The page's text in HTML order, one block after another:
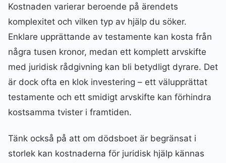
Kostnaden varierar beroende på ärendets
komplexitet och vilken typ av hjälp du söker.
Enklare upprättande av testamente kan kosta från
några tusen kronor, medan ett komplett arvskifte
med juridisk rådgivning kan bli betydligt dyrare. Det
är dock ofta en klok investering – ett välupprättat
testamente och ett smidigt arvskifte kan förhindra
kostsamma tvister i framtiden.
Tänk också på att om dödsboet är begränsat i
storlek kan kostnaderna för juridisk hjälp kännas